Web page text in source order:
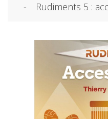
Rudiments 5 :